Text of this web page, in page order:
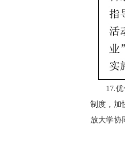
17.
制度，加
放大学协